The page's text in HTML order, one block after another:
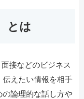
とは
接などのビジネス
伝えたい情報を相手
の論理的な話し方や